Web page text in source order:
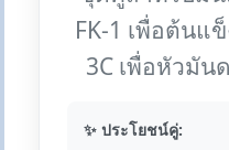
FK-1 เพื่อต้นแ
3C เพื่อหัวมัน
✨ ประโยชน์คู่: